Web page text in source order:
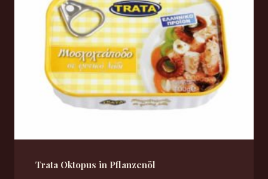
Trata Oktopus in Pflanzenöl